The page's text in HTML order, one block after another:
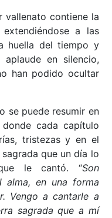
vallenato contiene la
a las
huella del tiempo y
en silencio,
han podido ocultar
se puede resumir en
cada capítulo
tristezas y en el
que un día lo
le cantó. “Son
alma, en una forma
Vengo a cantarle a
sagrada que a mí